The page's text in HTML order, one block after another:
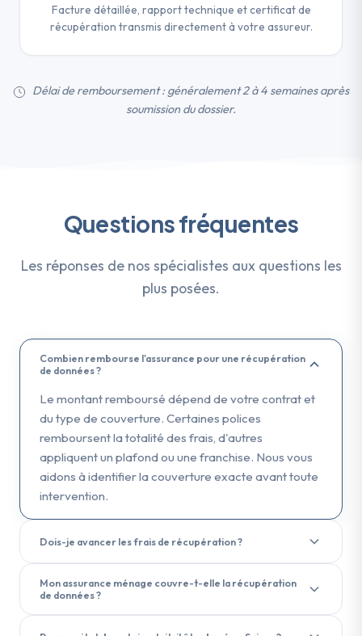
Facture détaillée, rapport technique et certificat de
récupération transmis directement à votre assureur.
Délai de remboursement : généralement 2 à 4 semaines après
soumission du dossier.
Questions fréquentes
Les réponses de nos spécialistes aux questions les
plus posées.
Combien rembourse l'assurance pour une récupération
de données ?
Le montant remboursé dépend de votre contrat et
du type de couverture. Certaines polices
remboursent la totalité des frais, d'autres
appliquent un plafond ou une franchise. Nous vous
aidons à identifier la couverture exacte avant toute
intervention.
Dois-je avancer les frais de récupération ?
récupération, puis soumettez le dossier à votre
assurance pour remboursement. SOS Data
Recovery fournit tous les documents nécessaires
Mon assurance ménage couvre-t-elle la récupération
de données ?